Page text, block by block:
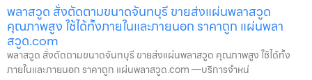
พลาสวูด สั่งตัดตามขนาดจันทบุรี ขายส่งแผ่นพลาสวูด
คุณภาพสูง ใช้ได้ทั้งภายในและภายนอก ราคาถูก แผ่นพลา
สวูด.com
พลาสวูด สั่งตัดตามขนาดจันทบุรี ขายส่งแผ่นพลาสวูด คุณภาพสูง ใช้ได้ทั้ง
ภายในและภายนอก ราคาถูก แผ่นพลาสวูด.com —บริการจำหน่